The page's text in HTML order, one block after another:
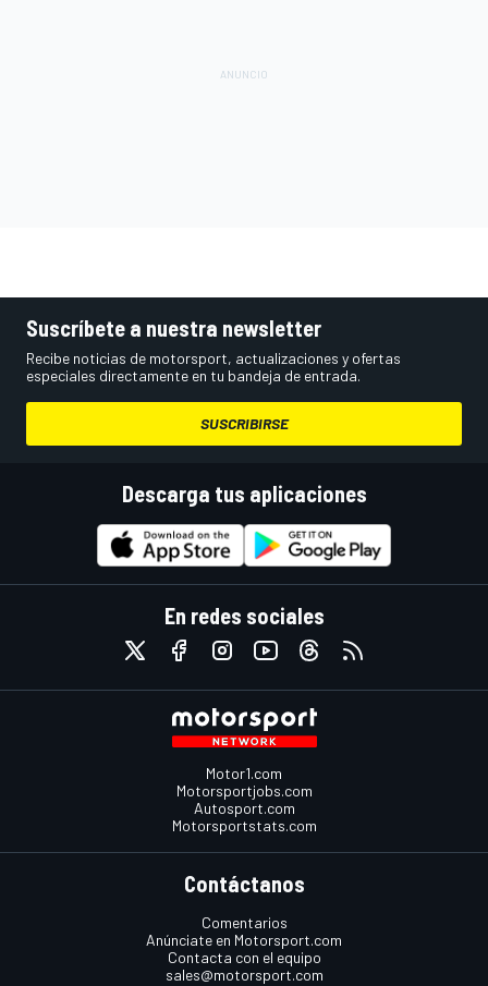
Suscríbete a nuestra newsletter
Recibe noticias de motorsport, actualizaciones y ofertas
especiales directamente en tu bandeja de entrada.
SUSCRIBIRSE
Descarga tus aplicaciones
En redes sociales
Motor1.com
Motorsportjobs.com
Autosport.com
Motorsportstats.com
Contáctanos
Comentarios
Anúnciate en Motorsport.com
Contacta con el equipo
sales@motorsport.com